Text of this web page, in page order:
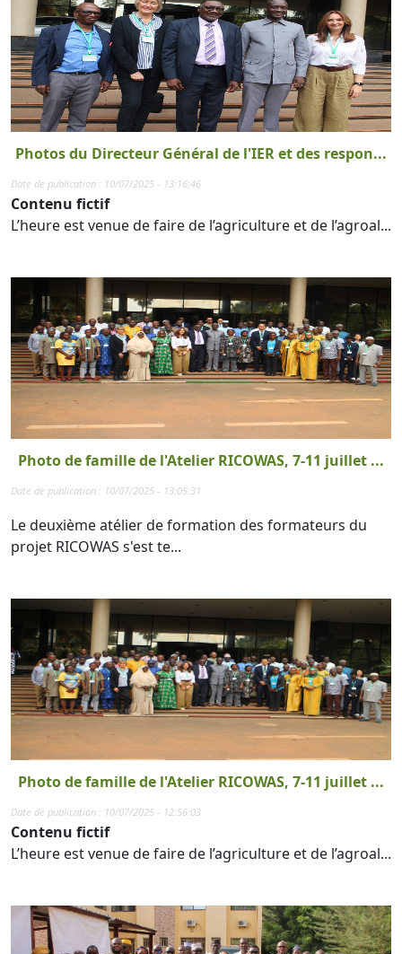
Photos du Directeur Général de l'IER et des respon...
Date de publication : 10/07/2025 - 13:16:46
Contenu fictif
L’heure est venue de faire de l’agriculture et de l’agroal...
Photo de famille de l'Atelier RICOWAS, 7-11 juillet ...
Date de publication : 10/07/2025 - 13:05:31
Le deuxième atélier de formation des formateurs du
projet RICOWAS s'est te...
Photo de famille de l'Atelier RICOWAS, 7-11 juillet ...
Date de publication : 10/07/2025 - 12:56:03
Contenu fictif
L’heure est venue de faire de l’agriculture et de l’agroal...